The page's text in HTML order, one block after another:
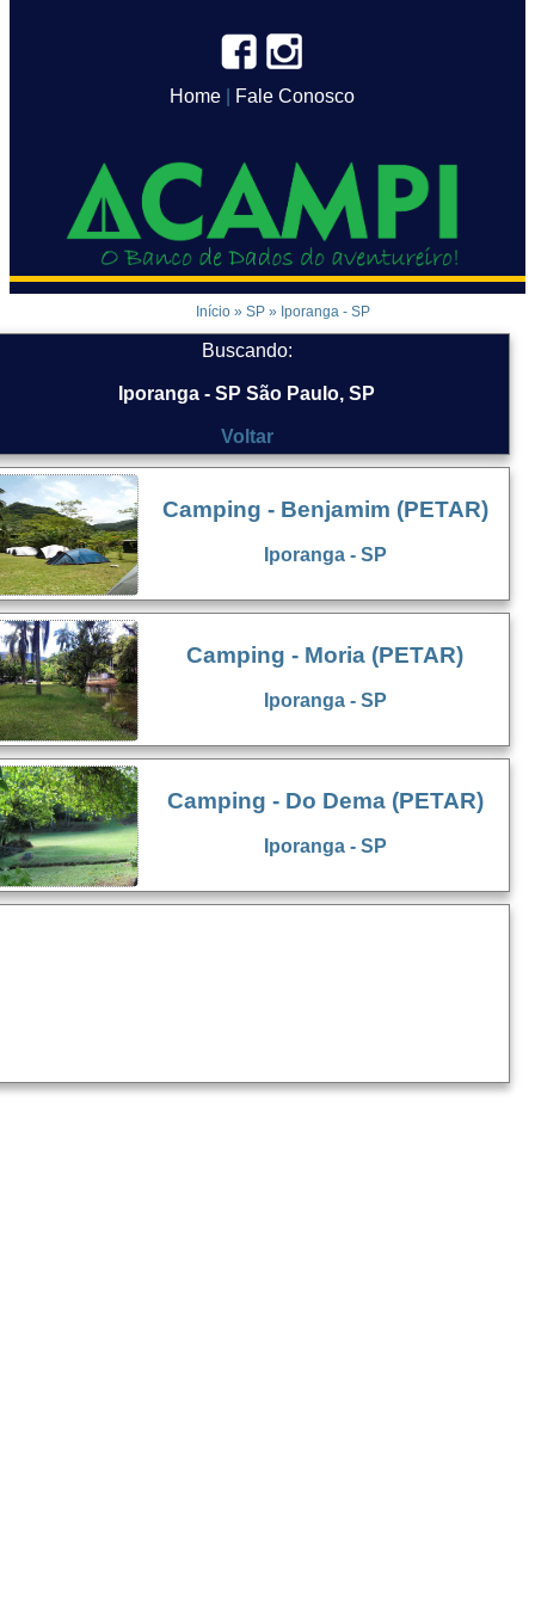
Home| Fale Conosco
Início » SP » Iporanga - SP
Buscando:
Iporanga - SP São Paulo, SP
Voltar
Camping - Benjamim (PETAR)
Iporanga - SP
Camping - Moria (PETAR)
Iporanga - SP
Camping - Do Dema (PETAR)
Iporanga - SP